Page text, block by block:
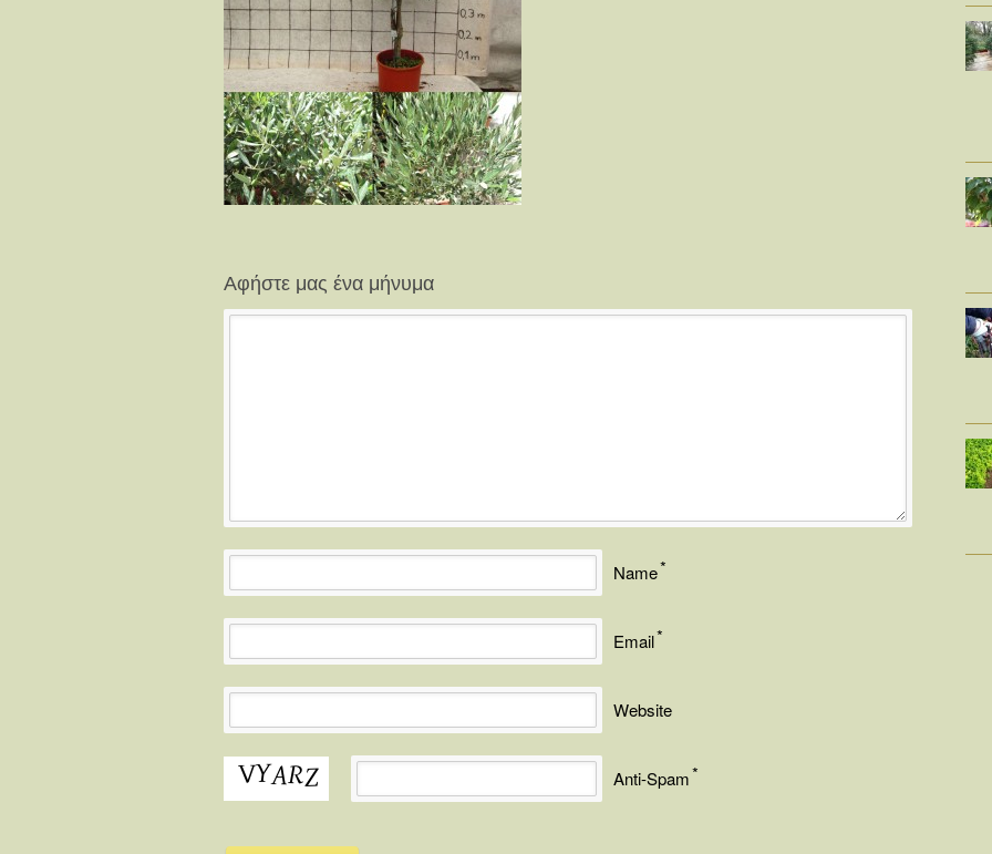
Αφήστε μας ένα μήνυμα
Name*
Email*
Website
Anti-Spam*